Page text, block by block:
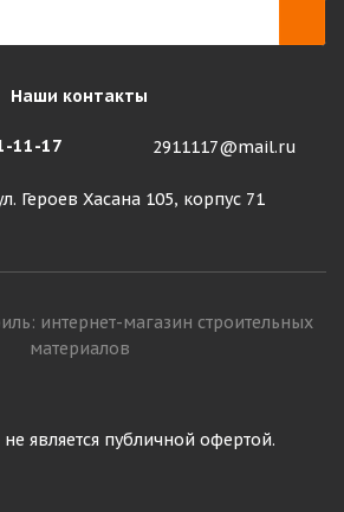
Наши контакты
11-17 2911117@mail.ru
Героев Хасана 105, корпус 71
интернет-магазин строительных
материалов
является публичной офертой.